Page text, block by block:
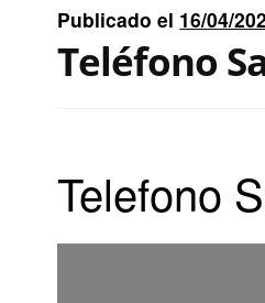
Publicado el 16/04/
Teléfono
Telefono